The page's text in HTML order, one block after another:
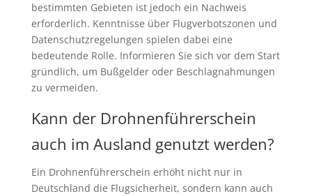
bestimmten Gebieten ist jedoch ein Nachweis
erforderlich. Kenntnisse über Flugverbotszonen und
Datenschutzregelungen spielen dabei eine
bedeutende Rolle. Informieren Sie sich vor dem Start
gründlich, um Bußgelder oder Beschlagnahmungen
zu vermeiden.
Kann der Drohnenführerschein
auch im Ausland genutzt werden?
Ein Drohnenführerschein erhöht nicht nur in
Deutschland die Flugsicherheit, sondern kann auch